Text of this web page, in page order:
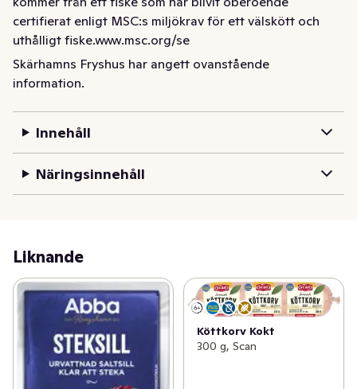
certifierat enligt MSC:s miljökrav för ett välskött och
uthålligt fiske.www.msc.org/se
MSC-C-54680
Denna produkt kommer från ett fiske som har blivit
MSC-C-54680
Skärhamns Fryshus har angett ovanstående
information.
Innehåll
Näringsinnehåll
Liknande
Köttkorv Kokt
300 g, Scan